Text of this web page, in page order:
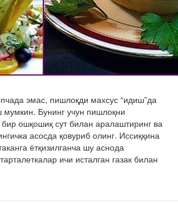
эмас, пишлоқди махсус “идиш”да
мумкин. Бунинг учун пишлоқни
бир ошқошиқ сут билан аралаштиринг ва
асосда қовуриб олинг. Иссиққина
ётқизилганча шу аснода
ичи исталган газак билан